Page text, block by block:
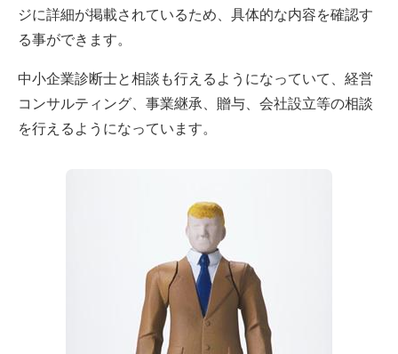
ジに詳細が掲載されているため、具体的な内容を確認す
る事ができます。
中小企業診断士と相談も行えるようになっていて、経営
コンサルティング、事業継承、贈与、会社設立等の相談
を行えるようになっています。